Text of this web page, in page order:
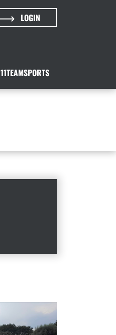
LOGIN
11TEAMSPORTS